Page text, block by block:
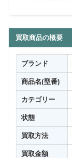
買取商品の概要
ブランド
商品名(型番)
カテゴリー
状態
買取方法
買取金額